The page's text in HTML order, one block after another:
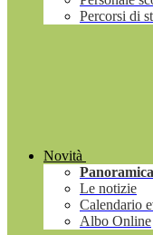
Percorsi di
Novità
Panoramica
Le notizie
Calendario
Albo Online